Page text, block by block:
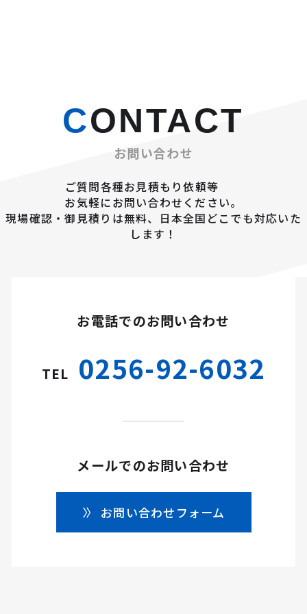
CONTACT
お問い合わせ
ご質問各種お見積もり依頼等
お気軽にお問い合わせください。
現場確認・御見積りは無料、日本全国どこでも対応いた
します！
お電話でのお問い合わせ
TEL 0256-92-6032
メールでのお問い合わせ
お問い合わせフォーム